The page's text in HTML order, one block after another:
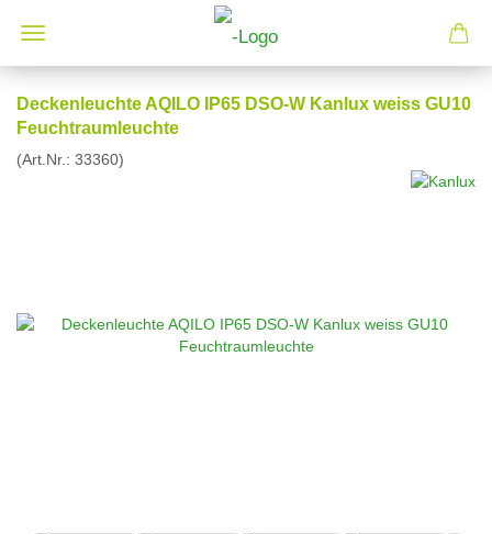
Deckenleuchte AQILO IP65 DSO-W Kanlux weiss GU10
Feuchtraumleuchte
(Art.Nr.: 33360)